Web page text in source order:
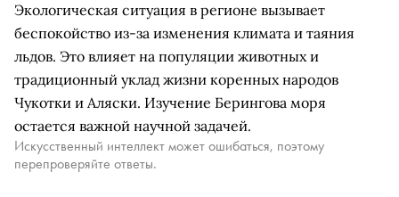
Экологическая ситуация в регионе вызывает
беспокойство из-за изменения климата и таяния
льдов. Это влияет на популяции животных и
традиционный уклад жизни коренных народов
Чукотки и Аляски. Изучение Берингова моря
остается важной научной задачей.
Искусственный интеллект может ошибаться, поэтому
перепроверяйте ответы.